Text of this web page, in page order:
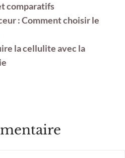
comparatifs
: Comment choisir le
la cellulite avec la